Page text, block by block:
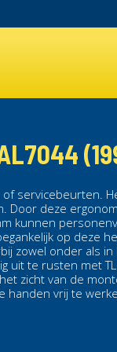
servicebeurten.
Door deze
kunnen
op deze
zowel onder als
uit te rusten met
zicht van de
handen vrij te